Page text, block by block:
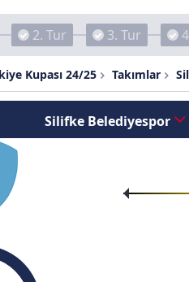
2. Tur 3. Tur
Kupası 24/25 Takımlar
Silifke Belediyespor